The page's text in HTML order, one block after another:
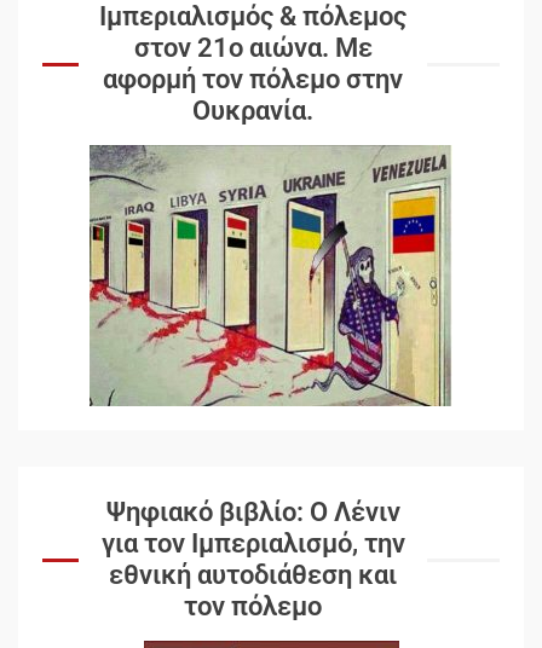
Ιμπεριαλισμός & πόλεμος
στον 21ο αιώνα. Mε
αφορμή τον πόλεμο στην
Ουκρανία.
Ψηφιακό βιβλίο: Ο Λένιν
για τον Ιμπεριαλισμό, την
εθνική αυτοδιάθεση και
τον πόλεμο